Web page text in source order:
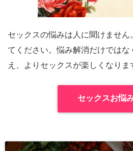
セックスの悩みは人に聞けませ
てください。悩み解消だけでは
え、よりセックスが楽しくなりま
セックスお悩